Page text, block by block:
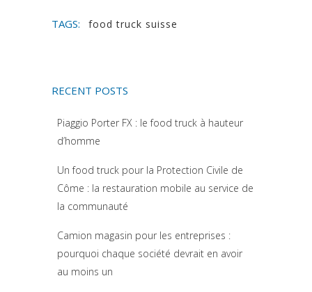
TAGS: food truck suisse
RECENT POSTS
Piaggio Porter FX : le food truck à hauteur
d’homme
Un food truck pour la Protection Civile de
Côme : la restauration mobile au service de
la communauté
Camion magasin pour les entreprises :
pourquoi chaque société devrait en avoir
au moins un